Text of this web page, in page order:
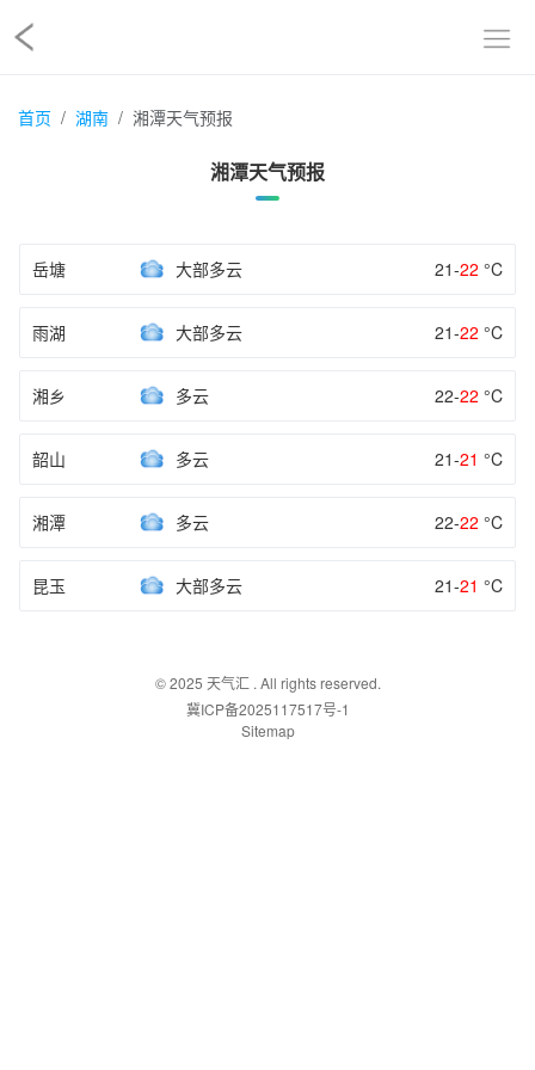
首页 湖南 湘潭天气预报
湘潭天气预报
岳塘 大部多云 21-22 °C
雨湖 大部多云 21-22 °C
湘乡 多云 22-22 °C
韶山 多云 21-21 °C
湘潭 多云 22-22 °C
昆玉 大部多云 21-21 °C
© 2025 天气汇. All rights reserved.
冀ICP备2025117517号-1
Sitemap